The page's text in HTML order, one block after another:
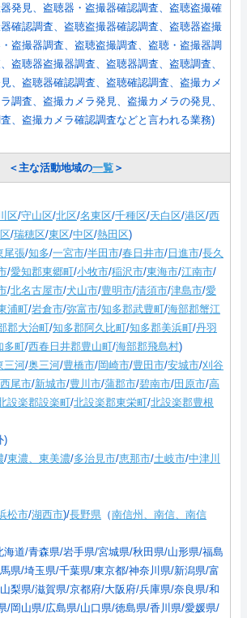
発見、盗聴器・盗撮器確認調査、盗聴盗撮確
確認調査、盗聴盗撮器確認調査、盗聴器盗撮
盗撮器調査、盗聴盗撮調査、盗聴・盗撮器調
盗聴器盗撮器調査、盗聴器調査、盗聴調査、
、盗聴器確認調査、盗聴確認調査、盗撮カメ
調査、盗撮カメラ発見、盗撮カメラの発見、
、盗撮カメラ確認調査などと言われる業務)
＜主な活動地域の一覧＞
区/守山区/北区/名東区/千種区/天白区/港区/西
/瑞穂区/東区/中区/熱田区)
尾張/知多/一宮市/半田市/春日井市/ 日進市/長久
/愛知郡東郷町/小牧市/稲沢市/東海市/江南市/
/北名古屋市/犬山市/豊明市/清須市/津島市/愛
浦町/岩倉市/弥富市/知多郡武豊町/海部郡蟹江
郡大治町/知多郡阿久比町/知多郡美浜町/丹羽
多町/西春日井郡豊山町/海部郡飛島村)
三河/奥三河/豊橋市/岡崎市/豊田市/安城市/刈谷
西尾市/新城市/豊川市/蒲郡市/碧南市/田原市/高
設楽郡設楽町/北設楽郡東栄町/北設楽郡豊根
)
/東濃、東美濃/多治見市/恵那市/土岐市/中津川
松市/湖西市)/長野県 （南信州、南信、南信
海道/青森県/岩手県/宮城県/秋田県/山形県/福島
県/埼玉県/千葉県/東京都/神奈川県/新潟県/富
梨県/滋賀県/京都府/大阪府/兵庫県/奈良県/和
/岡山県/広島県/山口県/徳島県/香川県/愛媛県/